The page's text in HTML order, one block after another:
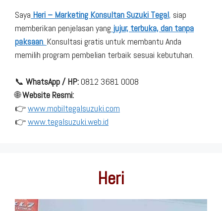
Saya Heri – Marketing Konsultan Suzuki Tegal, siap
memberikan penjelasan yang jujur, terbuka, dan tanpa
paksaan. Konsultasi gratis untuk membantu Anda
memilih program pembelian terbaik sesuai kebutuhan.
📞 WhatsApp / HP:0812 3681 0008
🌐Website Resmi:
👉www.mobiltegalsuzuki.com
👉www.tegalsuzuki.web.id
Heri